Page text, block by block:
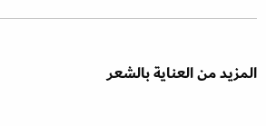
المزيد من العناية بالشعر